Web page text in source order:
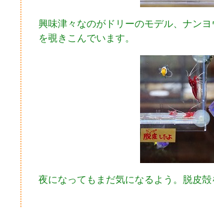
興味津々なのがドリーのモデル、ナン
を覗きこんでいます。
夜になってもまだ気になるよう。脱皮